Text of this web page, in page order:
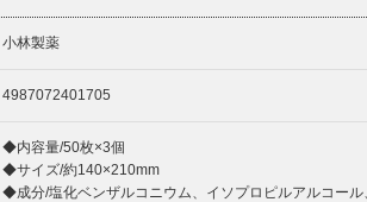
小林製薬
4987072401705
◆内容量/50枚×3個
◆サイズ/約140×210mm
◆成分/塩化ベンザルコニウム、イソプロピルアルコール